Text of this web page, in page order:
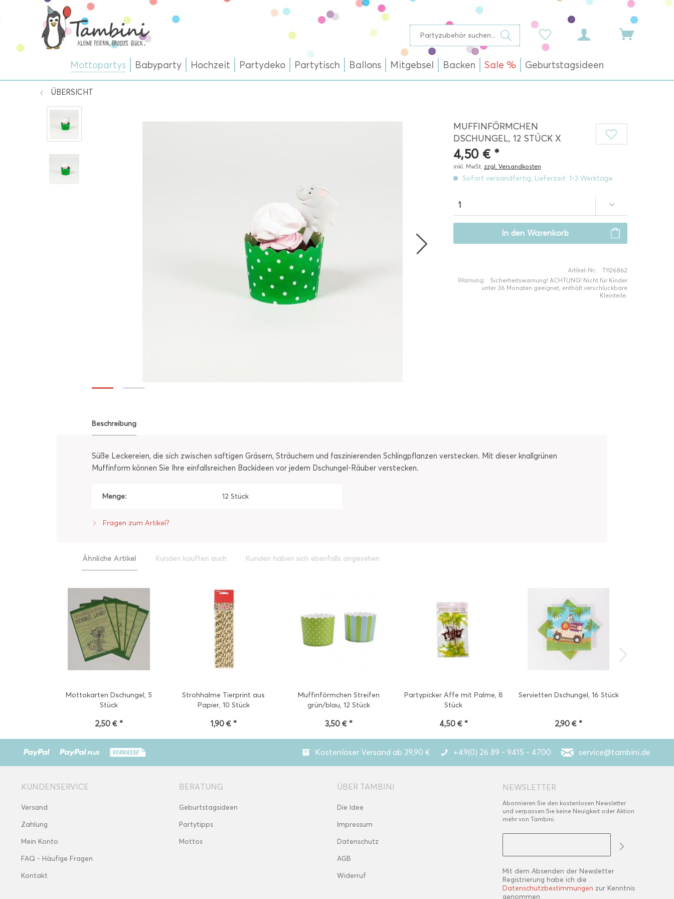
Mottopartys Babyparty Hochzeit Partydeko Partytisch Ballons Mitgebsel Backen Sale % Geburtstagsideen
ÜBERSICHT
MUFFINFÖRMCHEN
DSCHUNGEL, 12 STÜCK X
4,50 € *
inkl. MwSt. zzgl. Versandkosten
Sofort versandfertig, Lieferzeit: 1-3 Werktage
In den Warenkorb
Artikel-Nr.:
T1126862
Warnung:
Sicherheitswarnung! ACHTUNG! Nicht für Kinder
unter 36 Monaten geeignet, enthält verschluckbare
Kleinteile.
Beschreibung
Süße Leckereien, die sich zwischen saftigen Gräsern, Sträuchern und faszinierenden Schlingpflanzen verstecken. Mit dieser knallgrünen
Muffinform können Sie Ihre einfallsreichen Backideen vor jedem Dschungel-Räuber verstecken.
Menge: 12 Stück
Fragen zum Artikel?
Ähnliche Artikel Kunden kauften auch Kunden haben sich ebenfalls angesehen
Mottokarten Dschungel, 5
Stück
2,50 € *
Strohhalme Tierprint aus
Papier, 10 Stück
1,90 € *
Muffinförmchen Streifen
grün/blau, 12 Stück
3,50 € *
Partypicker Affe mit Palme, 8
Stück
4,50 € *
Servietten Dschungel, 16 Stück
2,90 € *
Kostenloser Versand ab 39,90 € +49(0) 26 89 - 9415 - 4700 service@tambini.de
KUNDENSERVICE
Versand
Zahlung
Mein Konto
FAQ - Häufige Fragen
Kontakt
BERATUNG
Geburtstagsideen
Partytipps
Mottos
ÜBER TAMBINI
Die Idee
Impressum
Datenschutz
AGB
Widerruf
NEWSLETTER
Abonnieren Sie den kostenlosen Newsletter
und verpassen Sie keine Neuigkeit oder Aktion
mehr von Tambini.
Mit dem Absenden der Newsletter
Registrierung habe ich die
Datenschutzbestimmungen zur Kenntnis
genommen